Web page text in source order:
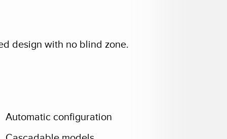
design with no blind zone.
Automatic configuration